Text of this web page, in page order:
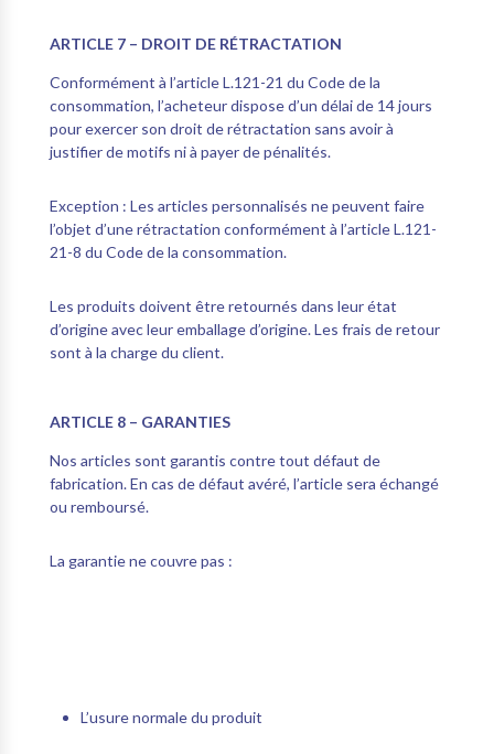
ARTICLE 7 – DROIT DE RÉTRACTATION
Conformément à l’article L.121-21 du Code de la
consommation, l’acheteur dispose d’un délai de 14 jours
pour exercer son droit de rétractation sans avoir à
justifier de motifs ni à payer de pénalités.
Exception : Les articles personnalisés ne peuvent faire
l’objet d’une rétractation conformément à l’article L.121-
21-8 du Code de la consommation.
Les produits doivent être retournés dans leur état
d’origine avec leur emballage d’origine. Les frais de retour
sont à la charge du client.
ARTICLE 8 – GARANTIES
Nos articles sont garantis contre tout défaut de
fabrication. En cas de défaut avéré, l’article sera échangé
ou remboursé.
La garantie ne couvre pas :
L’usure normale du produit